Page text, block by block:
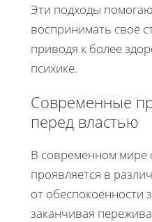
Эти подходы
воспринимать своё
приводя к более
психике.
Современные
перед властью
В современном мире
проявляется в
от обеспокоенности
заканчивая